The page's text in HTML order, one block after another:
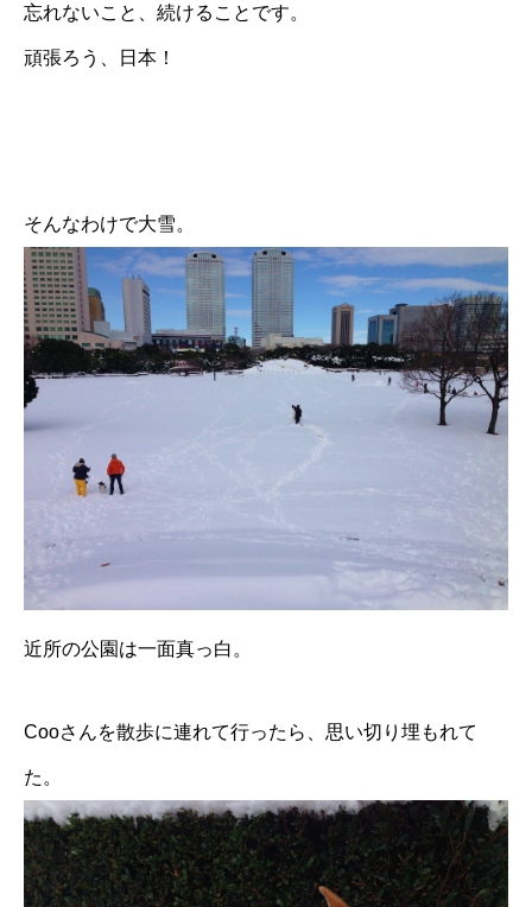
忘れないこと、続けることです。
頑張ろう、日本！
そんなわけで大雪。
近所の公園は一面真っ白。
Cooさんを散歩に連れて行ったら、思い切り埋もれて
た。